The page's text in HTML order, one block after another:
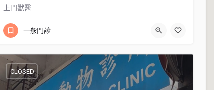
上門獸醫
93306033
一般門診
CLOSED